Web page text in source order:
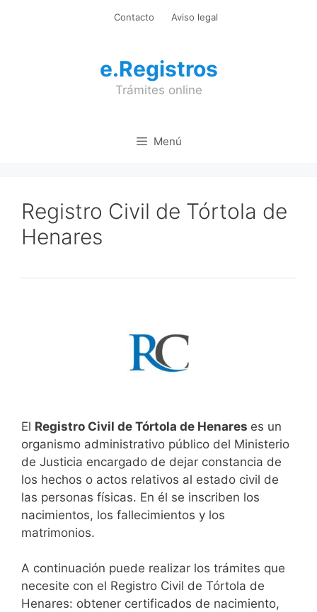
Contacto Aviso legal
e.Registros
Trámites online
Menú
Registro Civil de Tórtola de
Henares
El Registro Civil de Tórtola de Henares es un
organismo administrativo público del Ministerio
de Justicia encargado de dejar constancia de
los hechos o actos relativos al estado civil de
las personas físicas. En él se inscriben los
nacimientos, los fallecimientos y los
matrimonios.
A continuación puede realizar los trámites que
necesite con el Registro Civil de Tórtola de
Henares: obtener certificados de nacimiento,